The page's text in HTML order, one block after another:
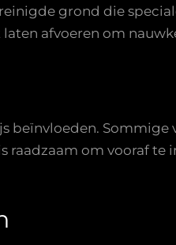
grond die
afvoeren om
beïnvloeden.
raadzaam om vooraf